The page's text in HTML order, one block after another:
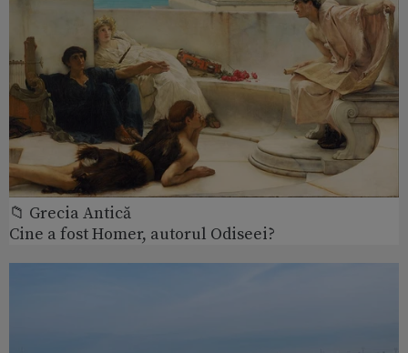
📁 Grecia Antică
Cine a fost Homer, autorul Odiseei?